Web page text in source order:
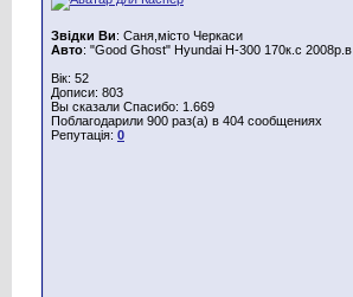
Звідки Ви: Саня,місто Черкаси
Авто: "Good Ghost" Hyundai H-300 170к.с 2008р.в
Вік: 52
Дописи: 803
Вы сказали Спасибо: 1.669
Поблагодарили 900 раз(а) в 404 сообщениях
Репутація: 0